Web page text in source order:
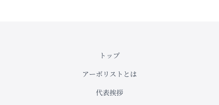
トップ
アーボリストとは
代表挨拶